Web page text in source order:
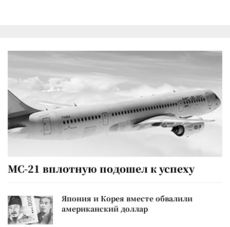
МС-21 вплотную подошел к успеху
Япония и Корея вместе обвалили
американский доллар